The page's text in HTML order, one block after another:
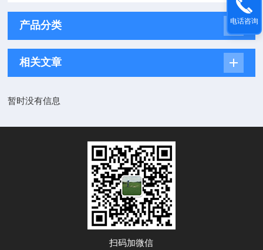
产品分类
相关文章
暂时没有信息
扫码加微信
电话咨询